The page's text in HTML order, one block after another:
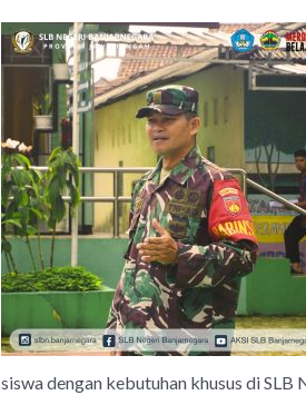
siswa dengan kebutuhan khusus di SLB